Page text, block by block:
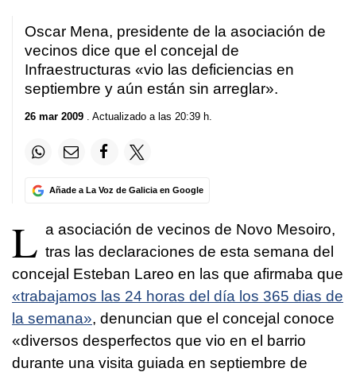
Oscar Mena, presidente de la asociación de
vecinos dice que el concejal de
Infraestructuras «vio las deficiencias en
septiembre y aún están sin arreglar».
26 mar 2009 . Actualizado a las 20:39 h.
Añade a La Voz de Galicia en Google
L a asociación de vecinos de Novo Mesoiro,
tras las declaraciones de esta semana del
concejal Esteban Lareo en las que afirmaba que
«trabajamos las 24 horas del día los 365 dias de
la semana», denuncian que el concejal conoce
«diversos desperfectos que vio en el barrio
durante una visita guiada en septiembre de